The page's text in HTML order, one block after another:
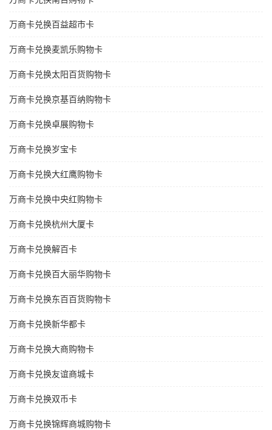
万商卡兑换百益超市卡
万商卡兑换麦凯乐购物卡
万商卡兑换太阳百货购物卡
万商卡兑换京基百纳购物卡
万商卡兑换卓展购物卡
万商卡兑换岁宝卡
万商卡兑换大红鹰购物卡
万商卡兑换中央红购物卡
万商卡兑换杭州大厦卡
万商卡兑换解百卡
万商卡兑换百大丽华购物卡
万商卡兑换东百百货购物卡
万商卡兑换新华都卡
万商卡兑换大商购物卡
万商卡兑换友谊商城卡
万商卡兑换双币卡
万商卡兑换锦辉商城购物卡